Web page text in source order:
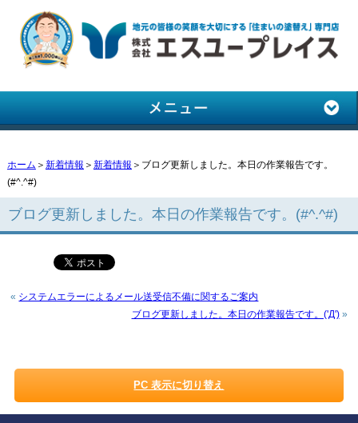
ホーム ＞ 新着情報 ＞ 新着情報 ＞ブログ更新しました。本日の作業報告です。
(#^.^#)
ブログ更新しました。本日の作業報告です。(#^.^#)
« システムエラーによるメール送受信不備に関するご案内
ブログ更新しました。本日の作業報告です。('Д')»
PC 表示に切り替え